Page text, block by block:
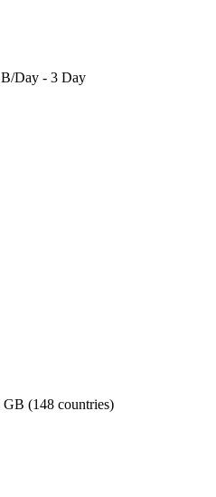
Day - 3 Day
(148 countries)